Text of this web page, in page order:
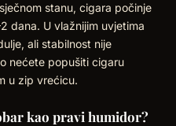
stanu, cigara počinje
dana. U vlažnijim uvjetima
ali stabilnost nije
nećete popušiti cigaru
u zip vrećicu.
kao pravi humidor?